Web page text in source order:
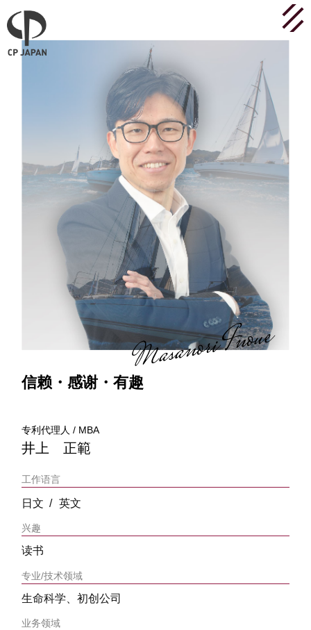
信赖・感谢・有趣
专利代理人 / MBA
井上 正範
工作语言
日文 英文
兴趣
读书
专业/技术领域
生命科学、初创公司
业务领域